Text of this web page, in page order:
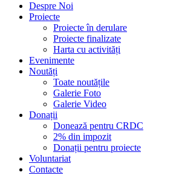
Despre Noi
Proiecte
Proiecte în derulare
Proiecte finalizate
Harta cu activități
Evenimente
Noutăți
Toate noutățile
Galerie Foto
Galerie Video
Donații
Donează pentru CRDC
2% din impozit
Donații pentru proiecte
Voluntariat
Contacte